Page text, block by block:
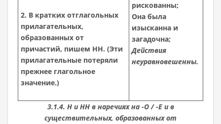
2. В кратких отглагольных
прилагательных,
образованных от
причастий, пишем НН. (Эти
прилагательные потеряли
прежнее глагольное
значение.)
рискованны;
Она была
изысканна и
загадочна;
Действия
неуравновешенны.
3.1.4. Н и НН в наречиях на -О / -Е и в
существительных, образованных от